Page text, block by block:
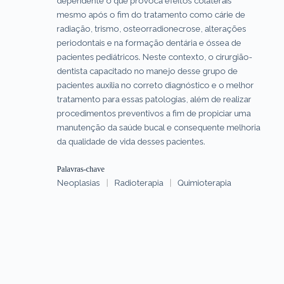
mesmo após o fim do tratamento como cárie de
radiação, trismo, osteorradionecrose, alterações
periodontais e na formação dentária e óssea de
pacientes pediátricos. Neste contexto, o cirurgião-
dentista capacitado no manejo desse grupo de
pacientes auxilia no correto diagnóstico e o melhor
tratamento para essas patologias, além de realizar
procedimentos preventivos a fim de propiciar uma
manutenção da saúde bucal e consequente melhoria
da qualidade de vida desses pacientes.
Palavras-chave
Neoplasias | Radioterapia | Quimioterapia